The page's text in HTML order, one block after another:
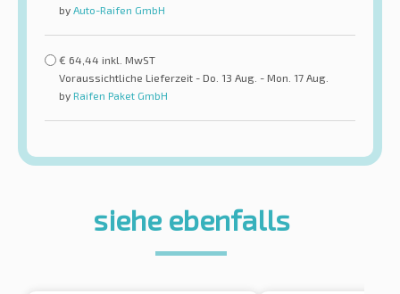
by Auto-Raifen GmbH
€ 64,44 inkl. MwST
Voraussichtliche Lieferzeit - Do. 13 Aug. - Mon. 17 Aug.
by Raifen Paket GmbH
siehe ebenfalls